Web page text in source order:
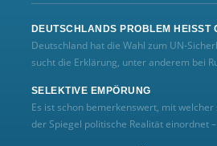
DEUTSCHLANDS PROBLEM HEISST
Deutschland hat die Wahl zum
sucht die Erklärung, unter anderem bei
SELEKTIVE EMPÖRUNG
Es ist schon bemerkenswert, mit
der Spiegel politische Realität einordnet